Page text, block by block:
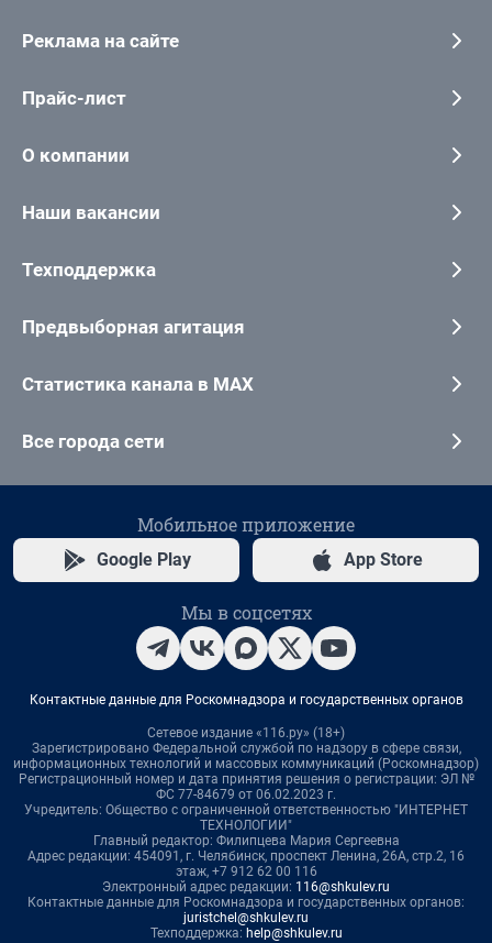
Реклама на сайте
Прайс-лист
О компании
Наши вакансии
Техподдержка
Предвыборная агитация
Статистика канала в MAX
Все города сети
Мобильное приложение
Google Play App Store
Мы в соцсетях
Контактные данные для Роскомнадзора и государственных органов
Сетевое издание «116.ру» (18+)
Зарегистрировано Федеральной службой по надзору в сфере связи,
информационных технологий и массовых коммуникаций (Роскомнадзор)
Регистрационный номер и дата принятия решения о регистрации: ЭЛ №
ФС 77-84679 от 06.02.2023 г.
Учредитель: Общество с ограниченной ответственностью "ИНТЕРНЕТ
ТЕХНОЛОГИИ"
Главный редактор: Филипцева Мария Сергеевна
Адрес редакции: 454091, г. Челябинск, проспект Ленина, 26А, стр.2, 16
этаж, +7 912 62 00 116
Электронный адрес редакции: 116@shkulev.ru
Контактные данные для Роскомнадзора и государственных органов:
juristchel@shkulev.ru
Техподдержка: help@shkulev.ru